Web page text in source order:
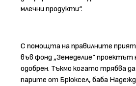
млечни продукти“.
С помощта на правилните
във фонд „Земеделие“ проектът
одобрен. Тъкмо когато трябва
парите от Брюксел, баба